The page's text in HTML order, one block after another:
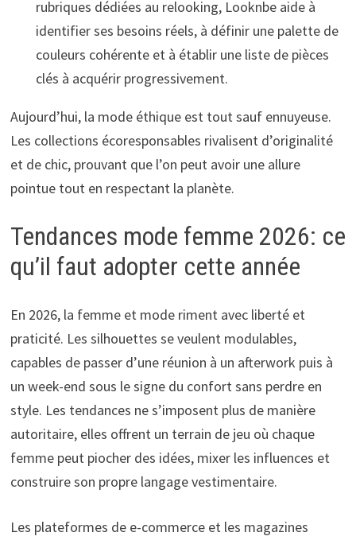
rubriques dédiées au relooking, Looknbe aide à
identifier ses besoins réels, à définir une palette de
couleurs cohérente et à établir une liste de pièces
clés à acquérir progressivement.
Aujourd’hui, la mode éthique est tout sauf ennuyeuse.
Les collections écoresponsables rivalisent d’originalité
et de chic, prouvant que l’on peut avoir une allure
pointue tout en respectant la planète.
Tendances mode femme 2026: ce
qu’il faut adopter cette année
En 2026, la femme et mode riment avec liberté et
praticité. Les silhouettes se veulent modulables,
capables de passer d’une réunion à un afterwork puis à
un week-end sous le signe du confort sans perdre en
style. Les tendances ne s’imposent plus de manière
autoritaire, elles offrent un terrain de jeu où chaque
femme peut piocher des idées, mixer les influences et
construire son propre langage vestimentaire.
Les plateformes de e-commerce et les magazines